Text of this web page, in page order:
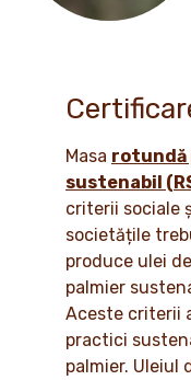
Masa rotundă
sustenabil
criterii sociale
societățile
produce ulei
palmier
Aceste criterii
practici
palmier. Uleiul